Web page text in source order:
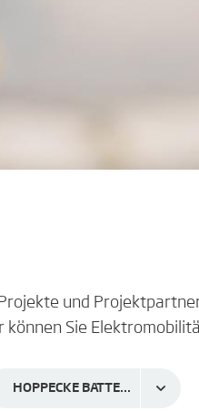
und
Sie
HOPPECKE BATTERIEN GmbH